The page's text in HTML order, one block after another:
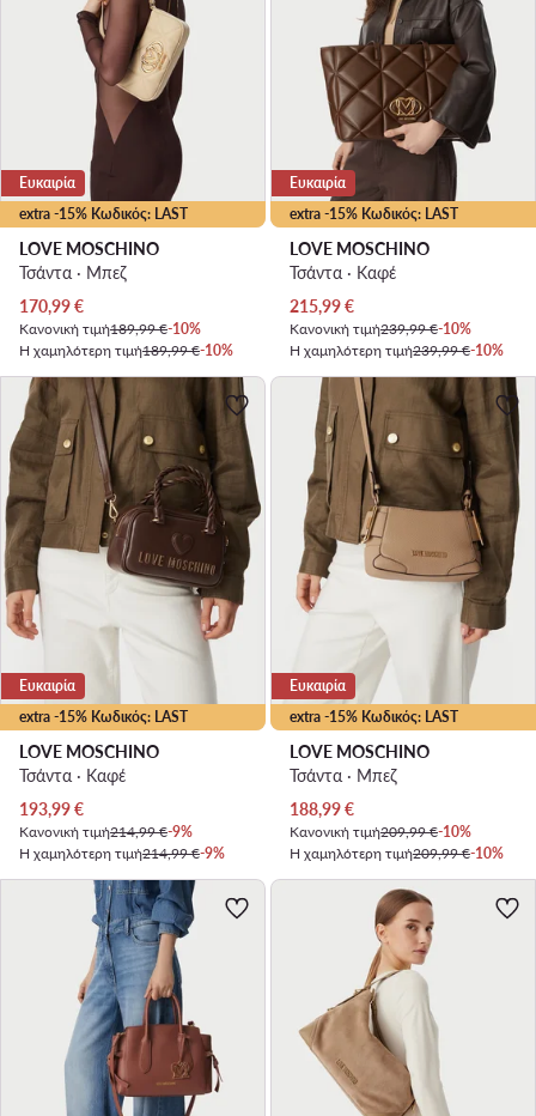
extra -15% Κωδικός: LAST
Ευκαιρία
LOVE MOSCHINO
Τσάντα · Μπεζ
Τρέχουσα τιμή
170,99€
Κανονική τιμή189,99 €-10%
Η χαμηλότερη τιμή189,99 €-10%
extra -15% Κωδικός: LAST
Ευκαιρία
LOVE MOSCHINO
Τσάντα · Καφέ
Τρέχουσα τιμή
215,99€
Κανονική τιμή239,99 €-10%
Η χαμηλότερη τιμή239,99 €-10%
extra -15% Κωδικός: LAST
Ευκαιρία
LOVE MOSCHINO
Τσάντα · Καφέ
Τρέχουσα τιμή
193,99€
Κανονική τιμή214,99 €-9%
Η χαμηλότερη τιμή214,99 €-9%
extra -15% Κωδικός: LAST
Ευκαιρία
LOVE MOSCHINO
Τσάντα · Μπεζ
Τρέχουσα τιμή
188,99€
Κανονική τιμή209,99 €-10%
Η χαμηλότερη τιμή209,99 €-10%